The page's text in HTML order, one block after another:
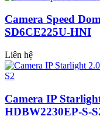
Camera Speed
SD6CE225U-HNI
Liên hệ
Camera IP
HDBW2230EP-S-